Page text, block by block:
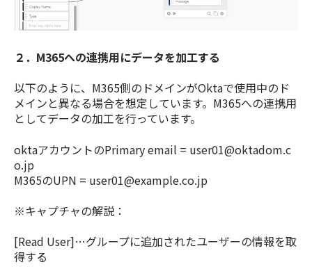
２．M365への連携用にデータを加工する
以下のように、M365側のドメインがOktaで使用中のド
メインと異なる場合を想定しています。M365への連携用
としてデータの加工を行っています。
oktaアカウントのPrimary email = user01@oktadom.c
o.jp
M365のUPN = user01@example.co.jp
※キャプチャの解説：
[Read User]…グループに追加されたユーザーの情報を取
得する